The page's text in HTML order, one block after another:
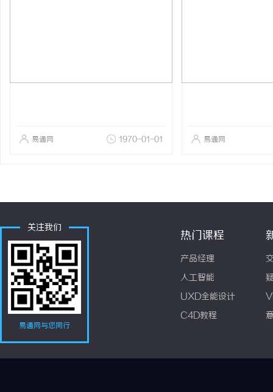
易通网 1970-01-01 易通网
关注我们
易通网与您同行
热门课程
产品经理
人工智能
UXD全能设计
C4D教程